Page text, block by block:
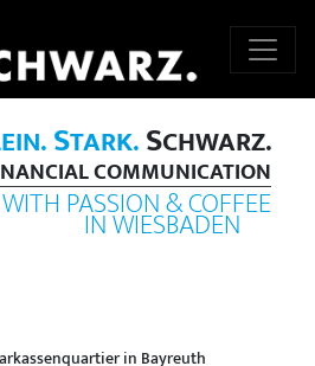
STARK.SCHWARZ.
COMMUNICATION
PASSION & COFFEE
IN WIESBADEN
in Bayreuth